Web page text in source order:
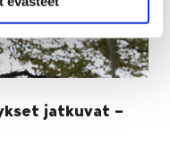
jatkuvat –